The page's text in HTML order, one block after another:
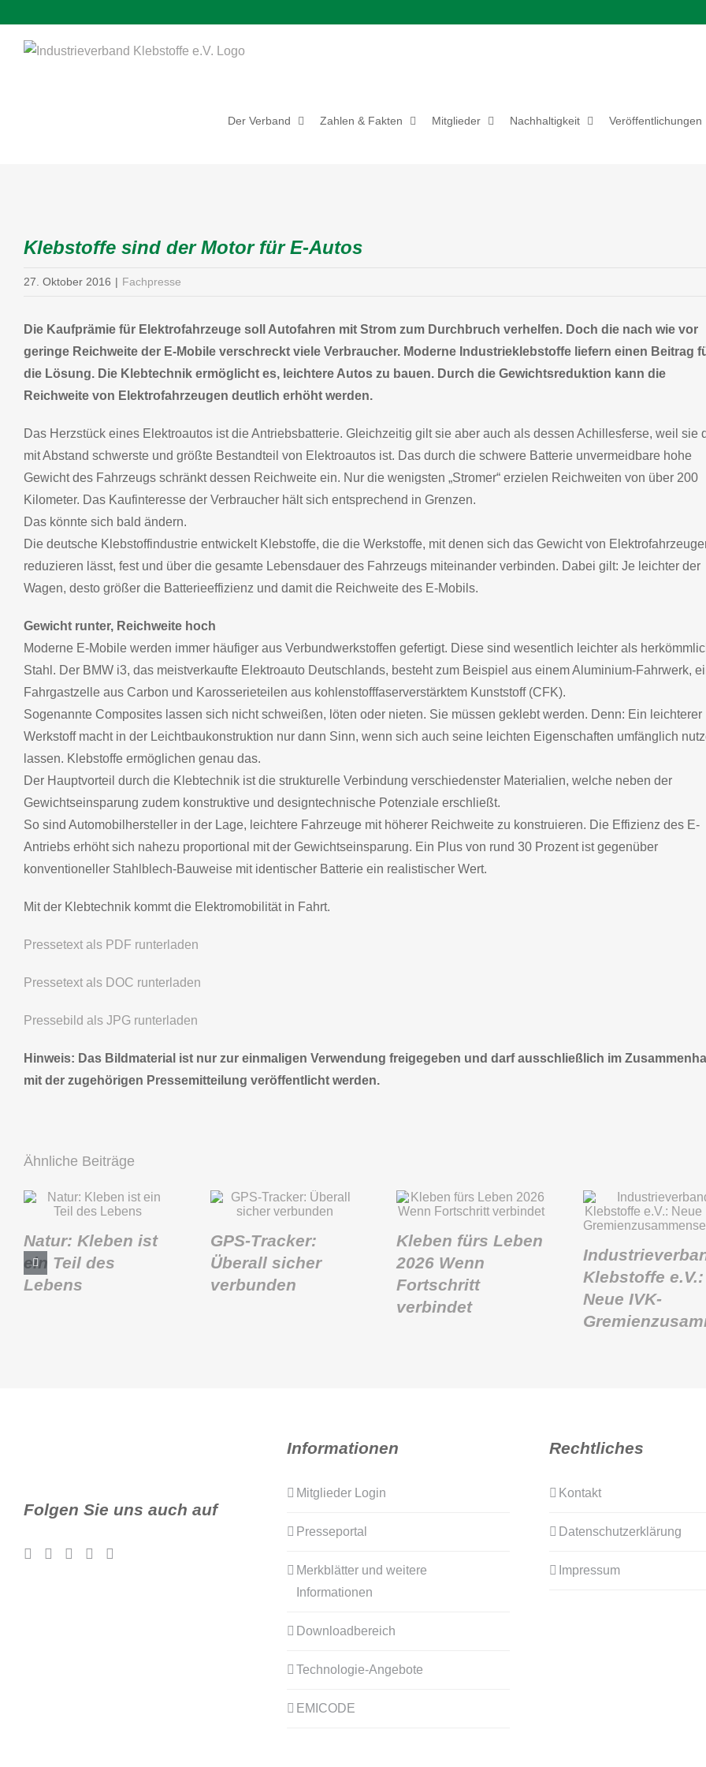
springen
Der Verband Zahlen & Fakten Mitglieder Nachhaltigkeit Veröffentlichungen
grösseres
Klebstoffe sind der Motor für E-Autos
27. Oktober 2016 | Fachpresse
Die Kaufprämie für Elektrofahrzeuge soll Autofahren mit Strom zum Durchbruch verhelfen. Doch die nach wie vor
geringe Reichweite der E-Mobile verschreckt viele Verbraucher. Moderne Industrieklebstoffe liefern einen Beitrag
die Lösung. Die Klebtechnik ermöglicht es, leichtere Autos zu bauen. Durch die Gewichtsreduktion kann die
Reichweite von Elektrofahrzeugen deutlich erhöht werden.
Das Herzstück eines Elektroautos ist die Antriebsbatterie. Gleichzeitig gilt sie aber auch als dessen Achillesferse, weil sie
mit Abstand schwerste und größte Bestandteil von Elektroautos ist. Das durch die schwere Batterie unvermeidbare hohe
Gewicht des Fahrzeugs schränkt dessen Reichweite ein. Nur die wenigsten „Stromer“ erzielen Reichweiten von über 200
Kilometer. Das Kaufinteresse der Verbraucher hält sich entsprechend in Grenzen.
Das könnte sich bald ändern.
Die deutsche Klebstoffindustrie entwickelt Klebstoffe, die die Werkstoffe, mit denen sich das Gewicht von
reduzieren lässt, fest und über die gesamte Lebensdauer des Fahrzeugs miteinander verbinden. Dabei gilt: Je leichter der
Wagen, desto größer die Batterieeffizienz und damit die Reichweite des E-Mobils.
Gewicht runter, Reichweite hoch
Moderne E-Mobile werden immer häufiger aus Verbundwerkstoffen gefertigt. Diese sind wesentlich leichter als
Stahl. Der BMW i3, das meistverkaufte Elektroauto Deutschlands, besteht zum Beispiel aus einem Aluminium-Fahrwerk,
Fahrgastzelle aus Carbon und Karosserieteilen aus kohlenstofffaserverstärktem Kunststoff (CFK).
Sogenannte Composites lassen sich nicht schweißen, löten oder nieten. Sie müssen geklebt werden. Denn: Ein leichterer
Werkstoff macht in der Leichtbaukonstruktion nur dann Sinn, wenn sich auch seine leichten Eigenschaften umfänglich
lassen. Klebstoffe ermöglichen genau das.
Der Hauptvorteil durch die Klebtechnik ist die strukturelle Verbindung verschiedenster Materialien, welche neben der
Gewichtseinsparung zudem konstruktive und designtechnische Potenziale erschließt.
So sind Automobilhersteller in der Lage, leichtere Fahrzeuge mit höherer Reichweite zu konstruieren. Die Effizienz des E-
Antriebs erhöht sich nahezu proportional mit der Gewichtseinsparung. Ein Plus von rund 30 Prozent ist gegenüber
konventioneller Stahlblech-Bauweise mit identischer Batterie ein realistischer Wert.
Mit der Klebtechnik kommt die Elektromobilität in Fahrt.
Pressetext als PDF runterladen
Pressetext als DOC runterladen
Pressebild als JPG runterladen
Hinweis: Das Bildmaterial ist nur zur einmaligen Verwendung freigegeben und darf ausschließlich im
mit der zugehörigen Pressemitteilung veröffentlicht werden.
Ähnliche Beiträge
Natur: Kleben ist
ein Teil des
Lebens
GPS-Tracker:
Überall sicher
verbunden
Kleben fürs Leben
2026 Wenn
Fortschritt
verbindet
Klebstoffe e.V.:
Neue IVK-
Folgen Sie uns auch auf
Informationen
Mitglieder Login
Presseportal
Merkblätter und weitere
Informationen
Downloadbereich
Technologie-Angebote
EMICODE
Rechtliches
Kontakt
Datenschutzerklärung
Impressum